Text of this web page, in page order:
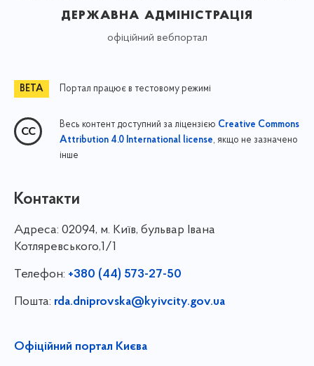
державна адміністрація
офіційний вебпортал
Портал працює в тестовому режимі
Весь контент доступний за ліцензією Creative Commons
Attribution 4.0 International license, якщо не зазначено
інше
Контакти
Адреса: 02094, м. Київ, бульвар Івана
Котляревського,1/1
Телефон: +380 (44) 573-27-50
Пошта: rda.dniprovska@kyivcity.gov.ua
Офіційний портал Києва